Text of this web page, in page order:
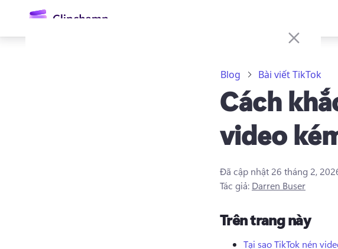
Blog Bài viết TikTok
Cách
video
Đã cập nhật 26 tháng 2,
Tác giả: Darren Buser
Trên trang này
Tại sao TikTok nén